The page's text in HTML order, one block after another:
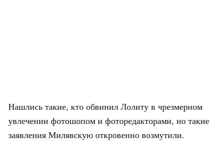
Нашлись такие, кто обвинил Лолиту в чрезмерном
увлечении фотошопом и фоторедакторами, но такие
заявления Милявскую откровенно возмутили.